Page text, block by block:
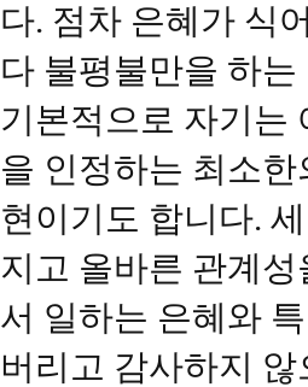
다. 점차 은혜가 식
다 불평불만을 하
기본적으로 자기는
을 인정하는 최소
현이기도 합니다.
지고 올바른 관계
서 일하는 은혜와
버리고 감사하지